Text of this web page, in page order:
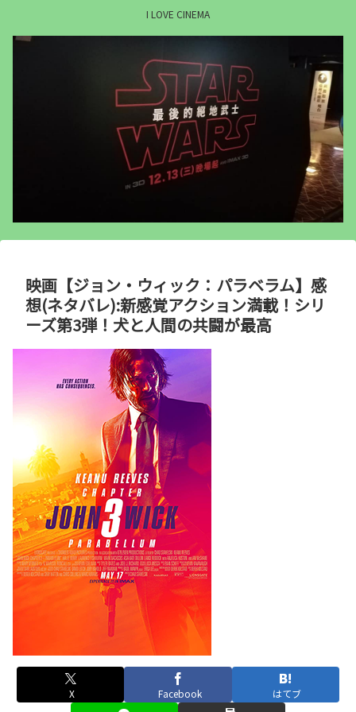
I LOVE CINEMA
映画【ジョン・ウィック：パラベラム】感
想(ネタバレ):新感覚アクション満載！シリ
ーズ第3弾！犬と人間の共闘が最高
X Facebook はてブ